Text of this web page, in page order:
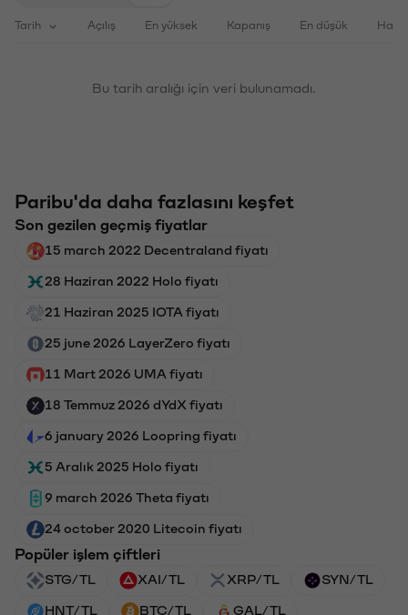
Tarih Açılış En yüksek Kapanış En düşük
Bu tarih aralığı için veri bulunamadı.
Paribu'da daha fazlasını keşfet
Son gezilen geçmiş fiyatlar
15 march 2022 Decentraland fiyatı
28 Haziran 2022 Holo fiyatı
21 Haziran 2025 IOTA fiyatı
25 june 2026 LayerZero fiyatı
11 Mart 2026 UMA fiyatı
18 Temmuz 2026 dYdX fiyatı
6 january 2026 Loopring fiyatı
5 Aralık 2025 Holo fiyatı
9 march 2026 Theta fiyatı
24 october 2020 Litecoin fiyatı
Popüler işlem çiftleri
STG/TL XAI/TL XRP/TL SYN/TL
HNT/TL BTC/TL GAL/TL